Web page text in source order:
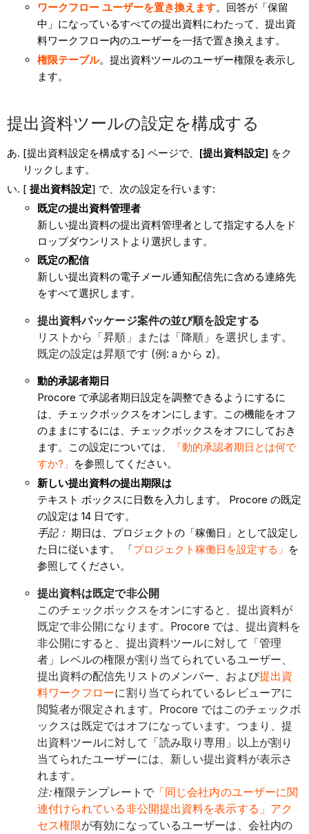
ワークフロー ユーザーを置き換えます。回答が「保留
中」になっているすべての提出資料にわたって、提出資
料ワークフロー内のユーザーを一括で置き換えます。
権限テーブル。提出資料ツールのユーザー権限を表示し
ます。
提出資料ツールの設定を構成する
[提出資料設定を構成する] ページで、 [提出資料設定] をク
リックします。
[ 提出資料設定] で、次の設定を行います:
既定の提出資料管理者
新しい提出資料の提出資料管理者として指定する人をド
ロップダウンリストより選択します。
既定の配信
新しい提出資料の電子メール通知配信先に含める連絡先
をすべて選択します。
提出資料パッケージ案件の並び順を設定する
リストから「昇順」または「降順」を選択します。
既定の設定は昇順です (例: a から z)。
動的承認者期日
Procore で承認者期日設定を調整できるようにするに
は、チェックボックスをオンにします。この機能をオフ
のままにするには、チェックボックスをオフにしておき
ます。この設定については、
「動的承認者期日とは何で
すか?」 を参照してください。
新しい提出資料の提出期限は
テキスト ボックスに日数を入力します。 Procore の既定
の設定は 14 日です。
手記： 期日は、プロジェクトの「稼働日」として設定し
た日に従います。 「プロジェクト稼働日を設定する」 を
参照してください。
提出資料は既定で非公開
このチェックボックスをオンにすると、提出資料が
既定で非公開になります。Procore では、提出資料を
非公開にすると、提出資料ツールに対して「管理
者」レベルの権限が割り当てられているユーザー、
提出資料の配信先リストのメンバー、および提出資
料ワークフローに割り当てられているレビューアに
閲覧者が限定されます。Procore ではこのチェックボ
ックスは既定ではオフになっています。つまり、提
出資料ツールに対して「読み取り専用」以上が割り
当てられたユーザーには、新しい提出資料が表示さ
れます。
注:権限テンプレートで「同じ会社内のユーザーに関
連付けられている非公開提出資料を表示する」アク
セス権限が有効になっているユーザーは、会社内の